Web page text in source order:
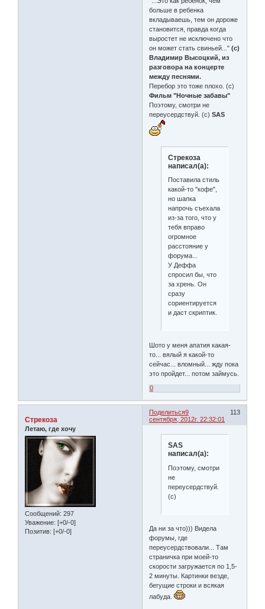
больше в ребенка
вкладываешь, тем он дороже
становится, правда когда
выростет не исключено что
он может стать свиньей..."(с)
Владимир Высоцкий, из
разговора на концерте
между песнями.
Перебор это тоже плохо. (с)
Фильм "Ночные забавы"
Поэтому, смотри не
переусердствуй. (с)SAS
Стрекоза
написал(а):
Поставила стиль
какой-то "кофе",
но шапка
напрочь съехала
из-за того, что у
тебя вправо
огромное
расстояние у
форума...
У Деффа
спросил бы, что
за хрень. Он
сразу
сориентируется
и даст скриптик.
Шото у меня апатия какая-
то... вялый я какой-то
сейчас... вломный... жду пока
это пройдет... потом займусь.
0
Поделиться 113
9
сентября, 2012г. 22:32:01
Стрекоза
Летаю, где хочу
Сообщений: 297
Уважение: [+0/-0]
Позитив: [+0/-0]
SAS
написал(а):
Поэтому, смотри
не
переусердствуй.
(с)
Да ни за что))) Видела
форумы, где
переусердствовали... Там
страничка при моей-то
скорости загружается по 1,5-
2 минуты. Картинки везде,
бегущие строки и всякая
лабуда.